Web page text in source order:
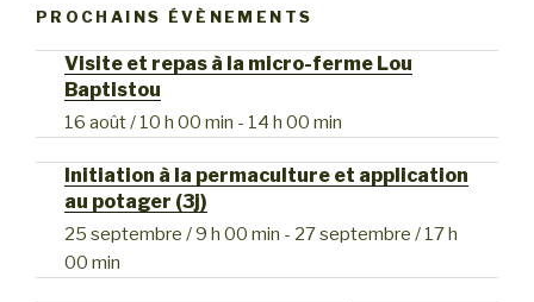
PROCHAINS ÉVÈNEMENTS
Visite et repas à la micro-ferme Lou
Baptistou
16 août / 10 h 00 min - 14 h 00 min
Initiation à la permaculture et application
au potager (3j)
25 septembre / 9 h 00 min - 27 septembre / 17 h
00 min